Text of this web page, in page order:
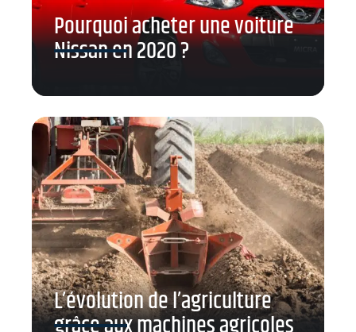
Pourquoi acheter une voiture
Nissan en 2020 ?
L’évolution de l’agriculture